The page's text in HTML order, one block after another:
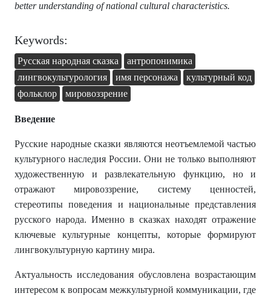
better understanding of national cultural characteristics.
Keywords:
Русская народная сказка
антропонимика
лингвокультурология
имя персонажа
культурный код
фольклор
мировоззрение
Введение
Русские народные сказки являются неотъемлемой частью
культурного наследия России. Они не только выполняют
художественную и развлекательную функцию, но и
отражают мировоззрение, систему ценностей,
стереотипы поведения и национальные представления
русского народа. Именно в сказках находят отражение
ключевые культурные концепты, которые формируют
лингвокультурную картину мира.
Актуальность исследования обусловлена возрастающим
интересом к вопросам межкультурной коммуникации, где